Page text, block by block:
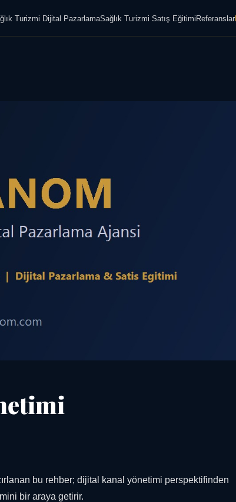
Turizmi Dijital PazarlamaSağlık Turizmi Satış EğitimiReferanslar
bu rehber; dijital kanal yönetimi perspektifinden
bir araya getirir.